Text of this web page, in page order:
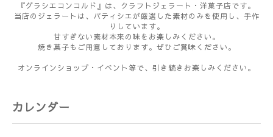
『グラシエコンコルド』は、クラフトジェラート・洋菓子店です。
当店のジェラートは、パティシエが厳選した素材のみを使用し、手作
りしています。
甘すぎない素材本来の味をお楽しみください。
焼き菓子もご用意しております。ぜひご賞味ください。
オンラインショップ・イベント等で、引き続きお楽しみください。
カレンダー